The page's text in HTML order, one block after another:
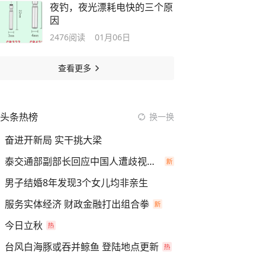
夜钓，夜光漂耗电快的三个原
因
2476阅读 01月06日
查看更多
头条热榜 换一换
奋进开新局 实干挑大梁
泰交通部副部长回应中国人遭歧视手势
男子结婚8年发现3个女儿均非亲生
服务实体经济 财政金融打出组合拳
今日立秋
台风白海豚或吞并鲸鱼 登陆地点更新